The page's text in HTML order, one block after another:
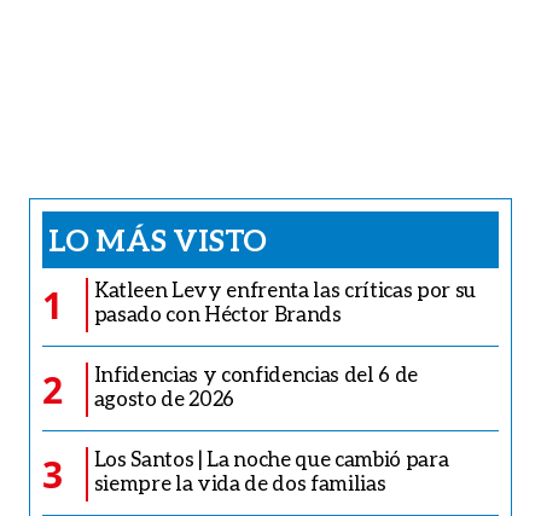
LO MÁS VISTO
1
Katleen Levy enfrenta las críticas por su
pasado con Héctor Brands
2
Infidencias y confidencias del 6 de
agosto de 2026
3
Los Santos | La noche que cambió para
siempre la vida de dos familias